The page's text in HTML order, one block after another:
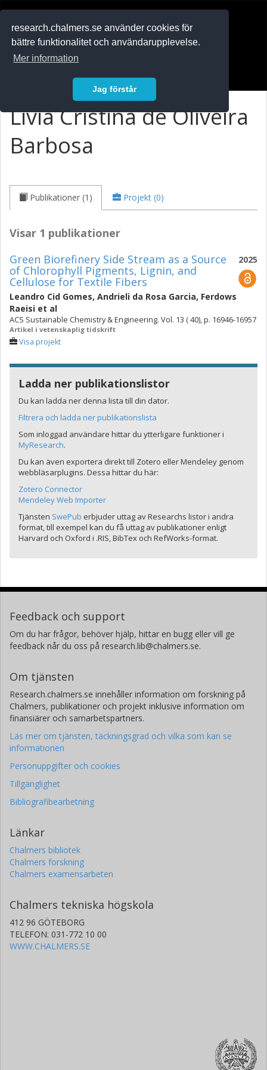
research.chalmers.se använder cookies för
bättre funktionalitet och användarupplevelse.
Mer information
Jag förstår
Lívia Cristina de Oliveira
Barbosa
Publikationer (1) Projekt (0)
Visar 1 publikationer
2025
Green Biorefinery Side Stream as a Source
of Chlorophyll Pigments, Lignin, and
Cellulose for Textile Fibers
Leandro Cid Gomes, Andrieli da Rosa Garcia, Ferdows
Raeisi et al
ACS Sustainable Chemistry & Engineering. Vol. 13 ( 40), p. 16946-16957
Artikel i vetenskaplig tidskrift
Visa projekt
Ladda ner publikationslistor
Du kan ladda ner denna lista till din dator.
Filtrera och ladda ner publikationslista
Som inloggad användare hittar du ytterligare funktioner i
MyResearch.
Du kan även exportera direkt till Zotero eller Mendeley genom
webbläsarplugins. Dessa hittar du här:
Zotero Connector
Mendeley Web Importer
Tjänsten SwePub erbjuder uttag av Researchs listor i andra
format, till exempel kan du få uttag av publikationer enligt
Harvard och Oxford i .RIS, BibTex och RefWorks-format.
Feedback och support
Om du har frågor, behöver hjälp, hittar en bugg eller vill ge
feedback når du oss på research.lib@chalmers.se.
Om tjänsten
Research.chalmers.se innehåller information om forskning på
Chalmers, publikationer och projekt inklusive information om
finansiärer och samarbetspartners.
Läs mer om tjänsten, täckningsgrad och vilka som kan se
informationen
Personuppgifter och cookies
Tillgänglighet
Bibliografibearbetning
Länkar
Chalmers bibliotek
Chalmers forskning
Chalmers examensarbeten
Chalmers tekniska högskola
412 96 GÖTEBORG
TELEFON: 031-772 10 00
WWW.CHALMERS.SE